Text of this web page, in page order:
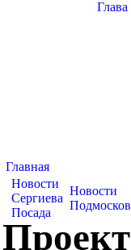
Глава
Главная
Новости
Сергиева
Посада
Новости